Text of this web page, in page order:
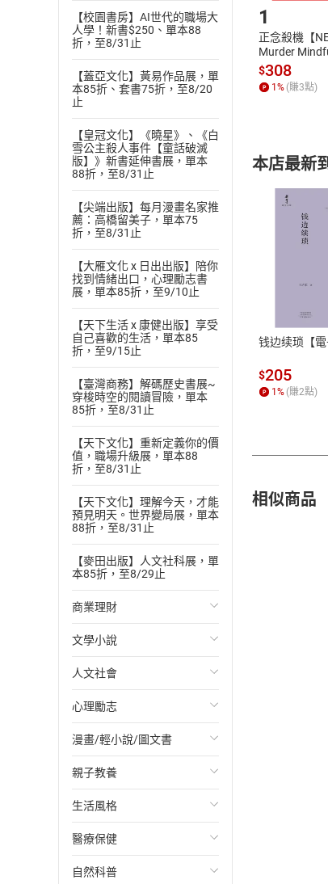
【校園書房】AI世代的職場大
人學！新書$250、單本88
折，至8/31止
【蓋亞文化】黃易作品展，單
本85折、套書75折，至8/20
止
【皇冠文化】《曉星》、《白
雪公主殺人事件【童話破滅
版】》新書延伸書展，單本
88折，至8/31止
【尖端出版】每月漫畫名家推
薦：高橋留美子，單本75
折，至8/31止
【大雁文化 x 日出出版】陪你
找到情緒出口，心理勵志書
展，單本85折，至9/10止
【天下生活 x 康健出版】享受
自己喜歡的生活，單本85
折，至9/15止
【臺灣商務】解碼歷史書展~
穿梭時空的閱讀冒險，單本
85折，至8/31止
【天下文化】重新定義你的價
值，職場升級展，單本88
折，至8/31止
【天下文化】理解今天，才能
預見明天。世界變局展，單本
88折，至8/31止
【麥田出版】人文社科展，單
本85折，至8/29止
商業理財
投資理財
經濟/趨勢
財務/金融
管理/領導
職場工作術
成功法
行銷/廣告
傳記
文學小說
歐美文學
日本文學
韓國文學
華文文學
經典文學
成長/家庭生活小說
懸疑/推理小說
人文社會
國際關係
政治
社會科學
台灣/中國歷史
日/韓歷史
其他歷史/史學
心理勵志
心靈成長/情緒
人際關係
兩性關係
心理學
漫畫/輕小說/圖文書
輕小說
奇幻/科幻
愛情故事
職場/社會寫實
親子教養
教育現場
兒童文學/故事
兒童科普/學習
生活風格
飲食/食譜
健身/美顏
醫療保健
健康/養生
自然科普
ATM轉
1
正念殺機【
Murder
發】【電子書
$308
1 % (賺3點)
本店最新
钱边续琐【電
$205
1 % (賺2點)
相似商品